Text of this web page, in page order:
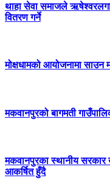
थाहा सेवा समाजले
वितरण गर्ने
मोक्षधामको आयोजनामा साउन
मकवानपुरको बागमती
मकवानपुरका स्थानीय सरकार
आकर्षित हुँदै